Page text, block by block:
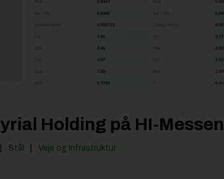
Holding på HI-Messen
Stål Veje og Infrastruktur